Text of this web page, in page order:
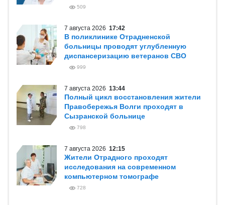
509
7 августа 2026 17:42
В поликлинике Отрадненской
больницы проводят углубленную
диспансеризацию ветеранов СВО
999
7 августа 2026 13:44
Полный цикл восстановления жители
Правобережья Волги проходят в
Сызранской больнице
798
7 августа 2026 12:15
Жители Отрадного проходят
исследования на современном
компьютерном томографе
728